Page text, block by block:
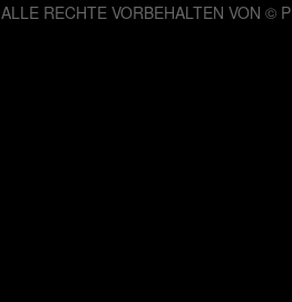
ALLE RECHTE VORBEHALTEN VON ©